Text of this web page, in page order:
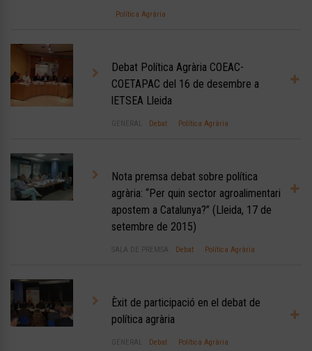
Política Agrària
Debat Política Agrària COEAC-
COETAPAC del 16 de desembre a
lETSEA Lleida
GENERAL Debat Política Agrària
Nota premsa debat sobre política
agrària: “Per quin sector agroalimentari
apostem a Catalunya?” (Lleida, 17 de
setembre de 2015)
SALA DE PREMSA Debat Política Agrària
Èxit de participació en el debat de
política agrària
GENERAL Debat Política Agrària